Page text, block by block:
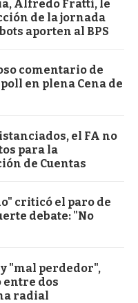
Alfredo Fratti, le
de la jornada
aporten al BPS
comentario de
en plena Cena de
el FA no
para la
de Cuentas
criticó el paro de
debate: "No
"mal perdedor",
dos
radial